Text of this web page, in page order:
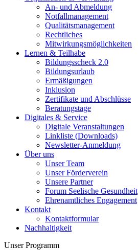
An- und Abmeldung
Notfallmanagement
Qualitätsmanagement
Rechtliches
Mitwirkungsmöglichkeiten
Lernen & Teilhabe
Bildungsscheck 2.0
Bildungsurlaub
Ermäßigungen
Inklusion
Zertifikate und Abschlüsse
Beratungstage
Digitales & Service
Digitale Veranstaltungen
Linkliste (Downloads)
Newsletter-Anmeldung
Über uns
Unser Team
Unser Förderverein
Unsere Partner
Forum Seelische Gesundheit
Ehrenamtliches Engagement
Kontakt
Kontaktformular
Nachhaltigkeit
Unser Programm